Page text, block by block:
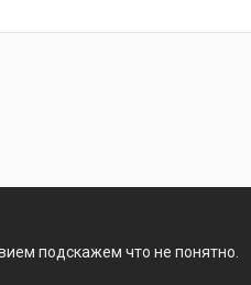
подскажем что не понятно.